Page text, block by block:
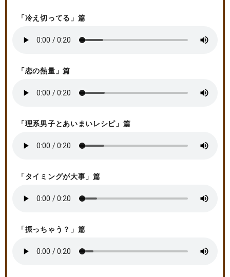
「冷え切ってる」篇
「恋の熱量」篇
「理系男子とあいまいレシピ」篇
「タイミングが大事」篇
「振っちゃう？」篇